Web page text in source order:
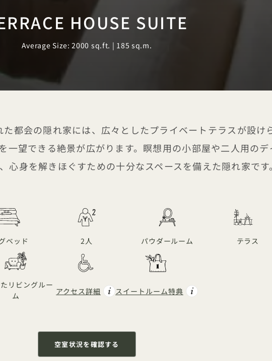
HOUSE SUITE
Average Size: 2000 sq.ft. | 185 sq.m.
都会の隠れ家には、広々としたプライベートテラスが設け
望できる絶景が広がります。瞑想用の小部屋や二人用のデ
心身を解きほぐすための十分なスペースを備えた隠れ家です。
ベッド 2人 パウダールーム テラス
リビングルー
ム
アクセス詳細 スイートルーム特典
空室状況を確認する